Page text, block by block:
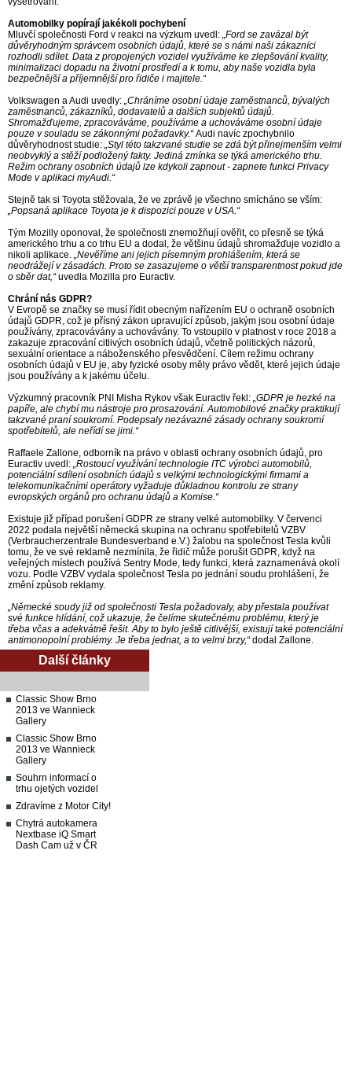
Automobilky popírají jakékoli pochybení
Mluvčí společnosti Ford v reakci na výzkum uvedl: „Ford se zavázal být
důvěryhodným správcem osobních údajů, které se s námi naši zákazníci
rozhodli sdílet. Data z propojených vozidel využíváme ke zlepšování kvality,
minimalizaci dopadu na životní prostředí a k tomu, aby naše vozidla byla
bezpečnější a příjemnější pro řidiče i majitele.“
Volkswagen a Audi uvedly: „Chráníme osobní údaje zaměstnanců, bývalých
zaměstnanců, zákazníků, dodavatelů a dalších subjektů údajů.
Shromažďujeme, zpracováváme, používáme a uchováváme osobní údaje
pouze v souladu se zákonnými požadavky.“Audi navíc zpochybnilo
důvěryhodnost studie: „Styl této takzvané studie se zdá být přinejmenším velmi
neobvyklý a stěží podložený fakty. Jediná zmínka se týká amerického trhu.
Režim ochrany osobních údajů lze kdykoli zapnout - zapnete funkci Privacy
Mode v aplikaci myAudi.“
Stejně tak si Toyota stěžovala, že ve zprávě je všechno smícháno se vším:
„Popsaná aplikace Toyota je k dispozici pouze v USA.“
Tým Mozilly oponoval, že společnosti znemožňují ověřit, co přesně se týká
amerického trhu a co trhu EU a dodal, že většinu údajů shromažďuje vozidlo a
nikoli aplikace. „Nevěříme ani jejich písemným prohlášením, která se
neodrážejí v zásadách. Proto se zasazujeme o větší transparentnost pokud jde
o sběr dat,“uvedla Mozilla pro Euractiv.
Chrání nás GDPR?
V Evropě se značky se musí řídit obecným nařízením EU o ochraně osobních
údajů GDPR, což je přísný zákon upravující způsob, jakým jsou osobní údaje
používány, zpracovávány a uchovávány. To vstoupilo v platnost v roce 2018 a
zakazuje zpracování citlivých osobních údajů, včetně politických názorů,
sexuální orientace a náboženského přesvědčení. Cílem režimu ochrany
osobních údajů v EU je, aby fyzické osoby měly právo vědět, které jejich údaje
jsou používány a k jakému účelu.
Výzkumný pracovník PNI Misha Rykov však Euractiv řekl: „GDPR je hezké na
papíře, ale chybí mu nástroje pro prosazování. Automobilové značky praktikují
takzvané praní soukromí. Podepsaly nezávazné zásady ochrany soukromí
spotřebitelů, ale neřídí se jimi.“
Raffaele Zallone, odborník na právo v oblasti ochrany osobních údajů, pro
Euractiv uvedl: „Rostoucí využívání technologie ITC výrobci automobilů,
potenciální sdílení osobních údajů s velkými technologickými firmami a
telekomunikačními operátory vyžaduje důkladnou kontrolu ze strany
evropských orgánů pro ochranu údajů a Komise.“
Existuje již případ porušení GDPR ze strany velké automobilky. V červenci
2022 podala největší německá skupina na ochranu spotřebitelů VZBV
(Verbraucherzentrale Bundesverband e.V.) žalobu na společnost Tesla kvůli
tomu, že ve své reklamě nezmínila, že řidič může porušit GDPR, když na
veřejných místech používá Sentry Mode, tedy funkci, která zaznamenává okolí
vozu. Podle VZBV vydala společnost Tesla po jednání soudu prohlášení, že
změní způsob reklamy.
„Německé soudy již od společnosti Tesla požadovaly, aby přestala používat
své funkce hlídání, což ukazuje, že čelíme skutečnému problému, který je
třeba včas a adekvátně řešit. Aby to bylo ještě citlivější, existují také potenciální
antimonopolní problémy. Je třeba jednat, a to velmi brzy,“dodal Zallone.
Další články
Classic Show Brno
2013 ve Wannieck
Gallery
Classic Show Brno
2013 ve Wannieck
Gallery
Souhrn informací o
trhu ojetých vozidel
Zdravíme z Motor City!
Chytrá autokamera
Nextbase iQ Smart
Dash Cam už v ČR